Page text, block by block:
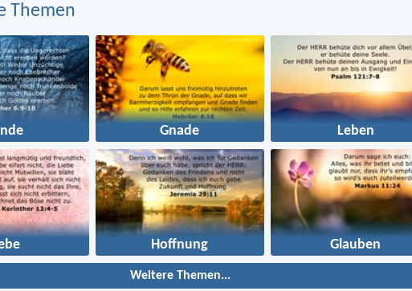
Themen
Gnade Leben
Hoffnung Glauben
Weitere Themen...